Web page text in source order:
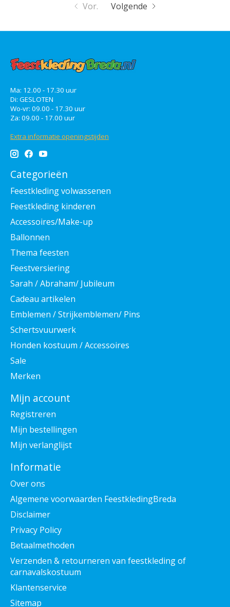
Vor. Volgende
Ma: 12.00 - 17.30 uur
Di: GESLOTEN
Wo-vr: 09.00 - 17.30 uur
Za: 09.00 - 17.00 uur
Extra informatie openingstijden
Categorieën
Feestkleding volwassenen
Feestkleding kinderen
Accessoires/Make-up
Ballonnen
Thema feesten
Feestversiering
Sarah / Abraham/ Jubileum
Cadeau artikelen
Emblemen / Strijkemblemen/ Pins
Schertsvuurwerk
Honden kostuum / Accessoires
Sale
Merken
Mijn account
Registreren
Mijn bestellingen
Mijn verlanglijst
Informatie
Over ons
Algemene voorwaarden FeestkledingBreda
Disclaimer
Privacy Policy
Betaalmethoden
Verzenden & retourneren van feestkleding of
carnavalskostuum
Klantenservice
Sitemap